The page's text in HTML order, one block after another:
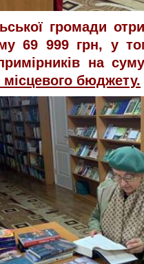
громади
69 999 грн, у
примірників на
бюджету.